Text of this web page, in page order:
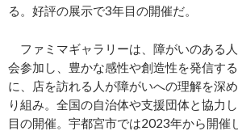
る。好評の展示で3年目の開催だ。
ファミマギャラリーは、障がいのある
会参加し、豊かな感性や創造性を発信す
に、店を訪れる人が障がいへの理解を深
り組み。全国の自治体や支援団体と協力
目の開催。宇都宮市では2023年から開催